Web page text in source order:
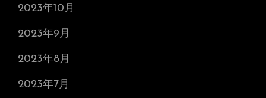
2023年10月
2023年9月
2023年8月
2023年7月